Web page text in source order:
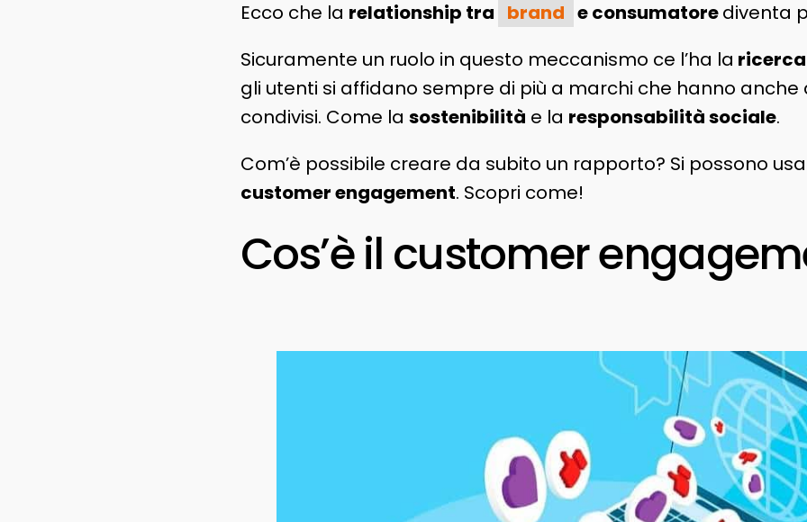
Ecco che la relationship tra brand e consumatorediventa
Sicuramente un ruolo in questo meccanismo ce l’ha la
gli utenti si affidano sempre di più a marchi che hanno anche
condivisi. Come la sostenibilità e la responsabilità sociale.
Com’è possibile creare da subito un rapporto? Si possono
customer engagement. Scopri come!
Cos’è il customer